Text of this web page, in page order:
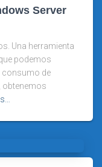
Server
Una herramienta
podemos
consumo de
obtenemos